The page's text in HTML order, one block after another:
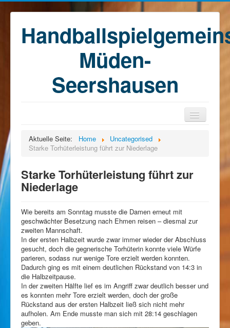
Müden-
Seershausen
Teams
Kontakt
Sponsoren
Aktuelle Seite: Home
Uncategorised
Starke Torhüterleistung führt zur Niederlage
Starke Torhüterleistung führt zur
Niederlage
Wie bereits am Sonntag musste die Damen erneut mit
geschwächter Besetzung nach Ehmen reisen – diesmal zur
zweiten Mannschaft.
In der ersten Halbzeit wurde zwar immer wieder der Abschluss
gesucht, doch die gegnerische Torhüterin konnte viele Würfe
parieren, sodass nur wenige Tore erzielt werden konnten.
Dadurch ging es mit einem deutlichen Rückstand von 14:3 in
die Halbzeitpause.
In der zweiten Hälfte lief es im Angriff zwar deutlich besser und
es konnten mehr Tore erzielt werden, doch der große
Rückstand aus der ersten Halbzeit ließ sich nicht mehr
aufholen. Am Ende musste man sich mit 28:14 geschlagen
geben.